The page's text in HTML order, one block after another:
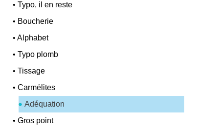
•Typo, il en reste
• Boucherie
•Alphabet
•Typo plomb
•Tissage
•Carmélites
Adéquation
•Gros point